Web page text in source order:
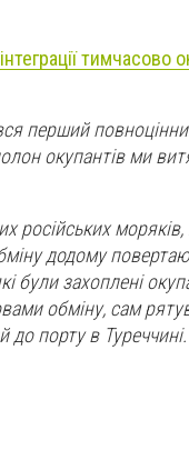
тимчасово
перший
окупантів ми
російських
додому
були захоплені
обміну, сам
до порту в Туреччині.